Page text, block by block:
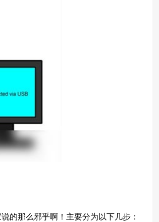
的那么邪乎啊！主要分为以下几步：